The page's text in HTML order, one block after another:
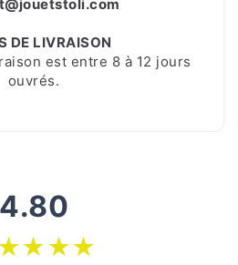
DE LIVRAISON
est entre 8 à 12 jours
ouvrés.
4.80
★★★